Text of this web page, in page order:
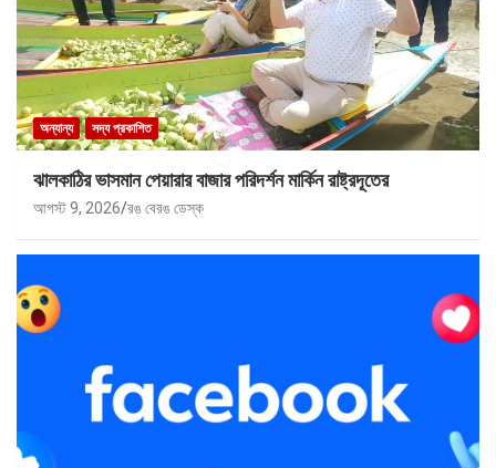
অন্যান্য সদ্য প্রকাশিত
ঝালকাঠির ভাসমান পেয়ারার বাজার পরিদর্শন মার্কিন রাষ্ট্রদূতের
আগস্ট 9, 2026 রঙ বেরঙ ডেস্ক